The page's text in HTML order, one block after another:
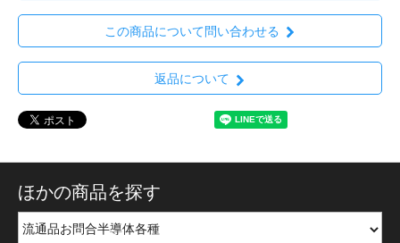
この商品について問い合わせる
返品について
ほかの商品を探す